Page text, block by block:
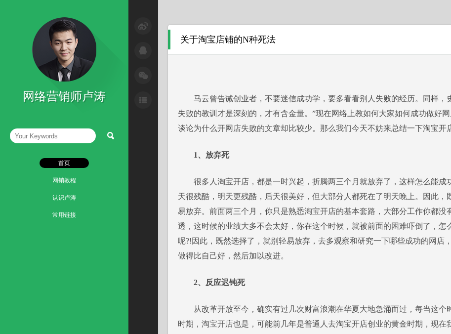
SEM与网络广告
SEO技巧
互联网+
微信营销技巧
网络整合营销
网络营销师卢涛
首页
网销教程
认识卢涛
常用链接
关于淘宝店铺的N种死法
马云曾告诫创业者，不要迷信成功学，要多看看别人失败的经历。同样，
失败的教训才是深刻的，才有含金量。”现在网络上教如何大家如何成功做好
谈论为什么开网店失败的文章却比较少。那么我们今天不妨来总结一下淘宝开
1、放弃死
很多人淘宝开店，都是一时兴起，折腾两三个月就放弃了，这样怎么能成
天很残酷，明天更残酷，后天很美好，但大部分人都死在了明天晚上。因此，
易放弃。前面两三个月，你只是熟悉淘宝开店的基本套路，大部分工作你都没
透，这时候的业绩大多不会太好，你在这个时候，就被前面的困难吓倒了，怎
呢?!因此，既然选择了，就别轻易放弃，去多观察和研究一下哪些成功的网店
做得比自己好，然后加以改进。
2、反应迟钝死
从改革开放至今，确实有过几次财富浪潮在华夏大地急涌而过，每当这个
时期，淘宝开店也是，可能前几年是普通人去淘宝开店创业的黄金时期，现在